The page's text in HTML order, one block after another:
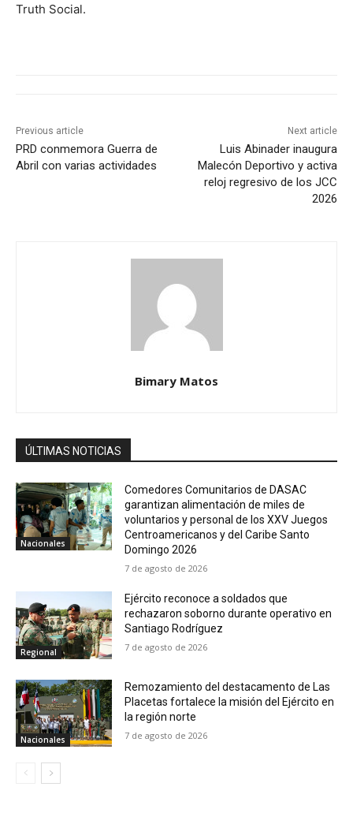
Truth Social.
Previous article
PRD conmemora Guerra de
Abril con varias actividades
Next article
Luis Abinader inaugura
Malecón Deportivo y activa
reloj regresivo de los JCC
2026
Bimary Matos
ÚLTIMAS NOTICIAS
Nacionales
Comedores Comunitarios de DASAC
garantizan alimentación de miles de
voluntarios y personal de los XXV Juegos
Centroamericanos y del Caribe Santo
Domingo 2026
7 de agosto de 2026
Regional
Ejército reconoce a soldados que
rechazaron soborno durante operativo en
Santiago Rodríguez
7 de agosto de 2026
Nacionales
Remozamiento del destacamento de Las
Placetas fortalece la misión del Ejército en
la región norte
7 de agosto de 2026